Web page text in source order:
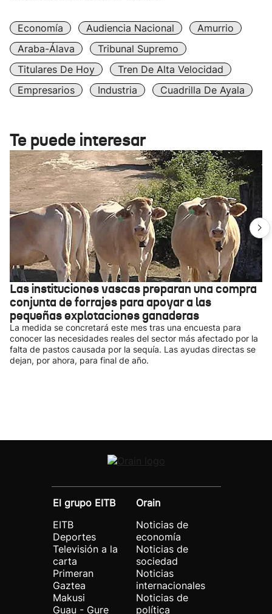
Economía Audiencia Nacional
Amurrio
Araba-Álava
Tribunal Supremo
Titulares De Hoy
Tren De Alta Velocidad
Empresarios
Industria Cuadrilla De Ayala
Te puede interesar
Las instituciones vascas preparan una compra
conjunta de forrajes para apoyar a las
pequeñas explotaciones ganaderas
La medida se concretará este mes tras una encuesta para
conocer las necesidades reales del sector más afectado por la
falta de pastos causada por la sequía. Las ayudas directas se
dejan, por ahora, para final de año.
El grupo EITB
EITB
Deportes
Televisión a la
carta
Primeran
Gaztea
Makusi
Guau - Gure
Orain
Noticias de
economía
Noticias de
sociedad
Noticias
internacionales
Noticias de
política